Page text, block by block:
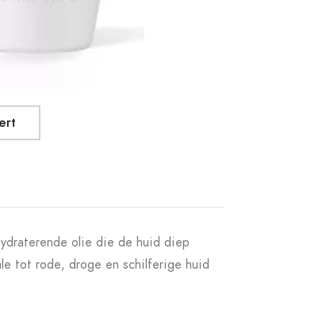
olie die de huid diep
tot rode, droge en schilferige huid